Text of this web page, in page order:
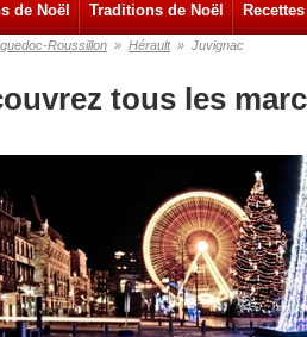
de Noël Traditions de Noël
Roussillon » Hérault » Juvignac
tous les